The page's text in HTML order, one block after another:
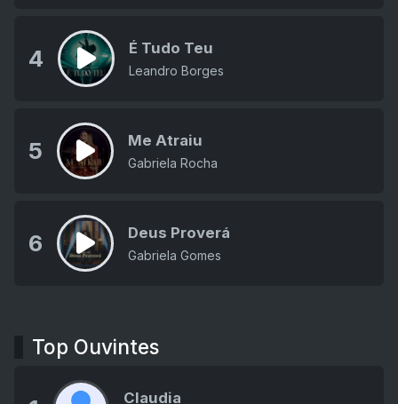
4 É Tudo Teu
Leandro Borges
5 Me Atraiu
Gabriela Rocha
6 Deus Proverá
Gabriela Gomes
Top Ouvintes
Claudia